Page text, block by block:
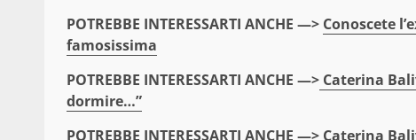
POTREBBE INTERESSARTI ANCHE —> Conoscete
famosissima
POTREBBE INTERESSARTI ANCHE —> Caterina
dormire…”
POTREBBE INTERESSARTI ANCHE —> Caterina